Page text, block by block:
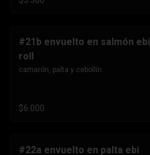
#21b envuelto en salmón ebi
roll
camarón, palta y cebollín.
$6.000
#22a envuelto en palta ebi